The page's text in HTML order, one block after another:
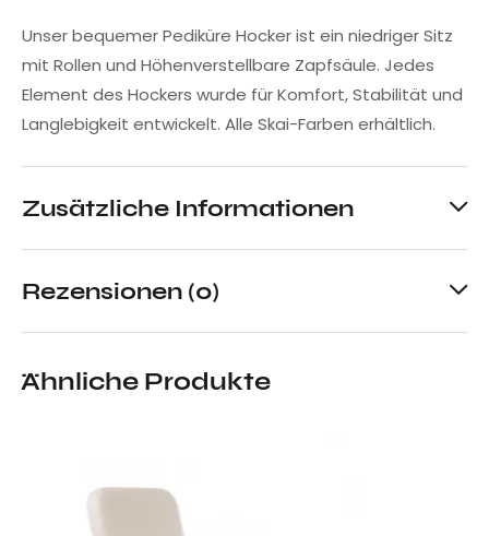
Unser bequemer Pediküre Hocker ist ein niedriger Sitz
mit Rollen und Höhenverstellbare Zapfsäule. Jedes
Element des Hockers wurde für Komfort, Stabilität und
Langlebigkeit entwickelt. Alle Skai-Farben erhältlich.
Zusätzliche Informationen
Rezensionen (0)
Ähnliche Produkte